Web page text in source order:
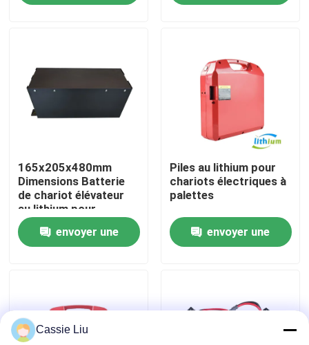
Visite d'usine
Contrôle de qualité
Demandez une citation
batterie au lithium de chariot élévateur
Lithium électrique Ion Battery de chariot élévateur
Batterie de camion de palette
165x205x480mm
Dimensions Batterie
de chariot élévateur
au lithium pour
applications lourdes
envoyer une
Piles au lithium pour
chariots électriques à
palettes
envoyer une
Cassie Liu